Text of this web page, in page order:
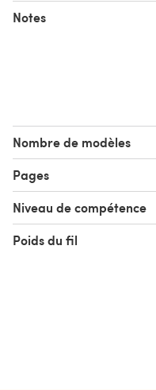
the wire ends.
✓ Any material to tint
Notes
Nombre de modèles
Pages
Niveau de compétence
Poids du fil